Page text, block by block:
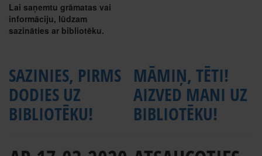
Lai saņemtu grāmatas vai
informāciju, lūdzam
sazināties ar bibliotēku.
SAZINIES, PIRMS
DODIES UZ
BIBLIOTĒKU!
MĀMIŅ, TĒTI!
AIZVED MANI UZ
BIBLIOTĒKU!